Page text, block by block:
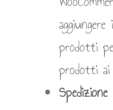
aggiungere
prodotti
prodotti ai